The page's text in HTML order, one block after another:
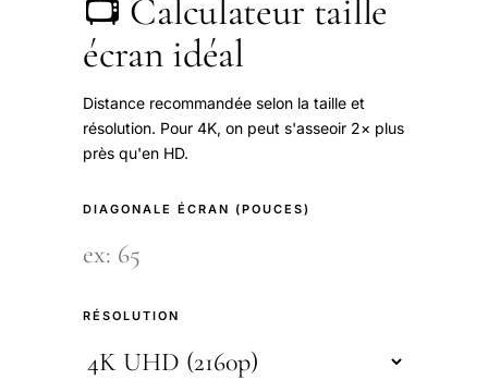
📺 Calculateur taille
écran idéal
Distance recommandée selon la taille et
résolution. Pour 4K, on peut s'asseoir 2× plus
près qu'en HD.
DIAGONALE ÉCRAN (POUCES)
RÉSOLUTION